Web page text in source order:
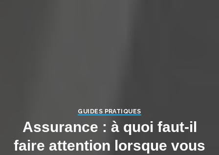
GUIDES PRATIQUES
Assurance : à quoi faut-il
faire attention lorsque vous